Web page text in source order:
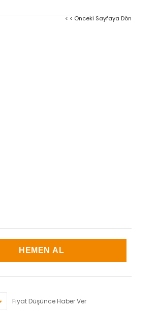
< < Önceki Sayfaya Dön
Fiyat Düşünce Haber Ver